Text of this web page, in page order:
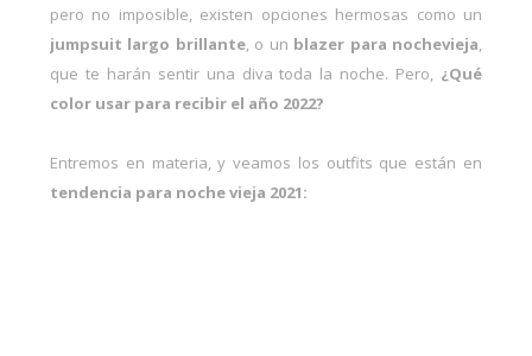
pero no imposible, existen opciones hermosas como un
jumpsuit largo brillante, o un blazer para nochevieja,
que te harán sentir una diva toda la noche. Pero, ¿Qué
color usar para recibir el año 2022?
Entremos en materia, y veamos los outfits que están en
tendencia para noche vieja 2021: